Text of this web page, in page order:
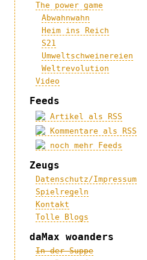
The power game
Abwahnwahn
Heim ins Reich
S21
Umweltschweinereien
Weltrevolution
Video
Feeds
Artikel als RSS
Kommentare als RSS
noch mehr Feeds
Zeugs
Datenschutz/Impressum
Spielregeln
Kontakt
Tolle Blogs
daMax woanders
In der Suppe